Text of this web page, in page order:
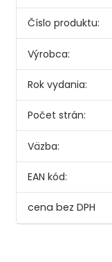
Číslo produktu:
Výrobca:
Rok vydania:
Počet strán:
Väzba:
EAN kód: